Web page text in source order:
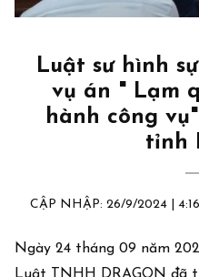
Luật sư hình
vụ án " Lạm
hành công
tỉnh
CẬP NHẬP: 26/9/2024 |
Ngày 24 tháng 09 năm
Luật TNHH DRAGON đã